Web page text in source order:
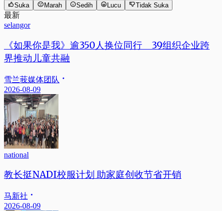
Suka Marah Sedih Lucu Tidak Suka
最新
selangor
《如果你是我》逾350人换位同行 39组织企业跨
界推动儿童共融
雪兰莪媒体团队
2026-08-09
national
教长挺NADI校服计划 助家庭创收节省开销
马新社
2026-08-09